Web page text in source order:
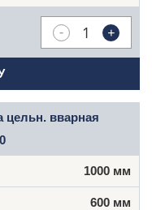
- +
цельн. вварная
1000 мм
600 мм